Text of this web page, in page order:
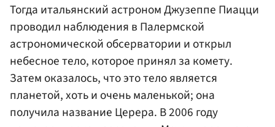
Тогда итальянский астроном Джузеппе Пиацци
проводил наблюдения в Палермской
астрономической обсерватории и открыл
небесное тело, которое принял за комету.
Затем оказалось, что это тело является
планетой, хоть и очень маленькой; она
получила название Церера. В 2006 году